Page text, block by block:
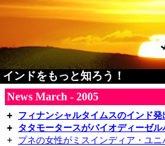
インドをもっと知ろう！
News March - 2005
+ フィナンシャルタイムスのインド発
+ タタモータースがバイオディーゼ
+ プネの女性がミスインディア・ユニ